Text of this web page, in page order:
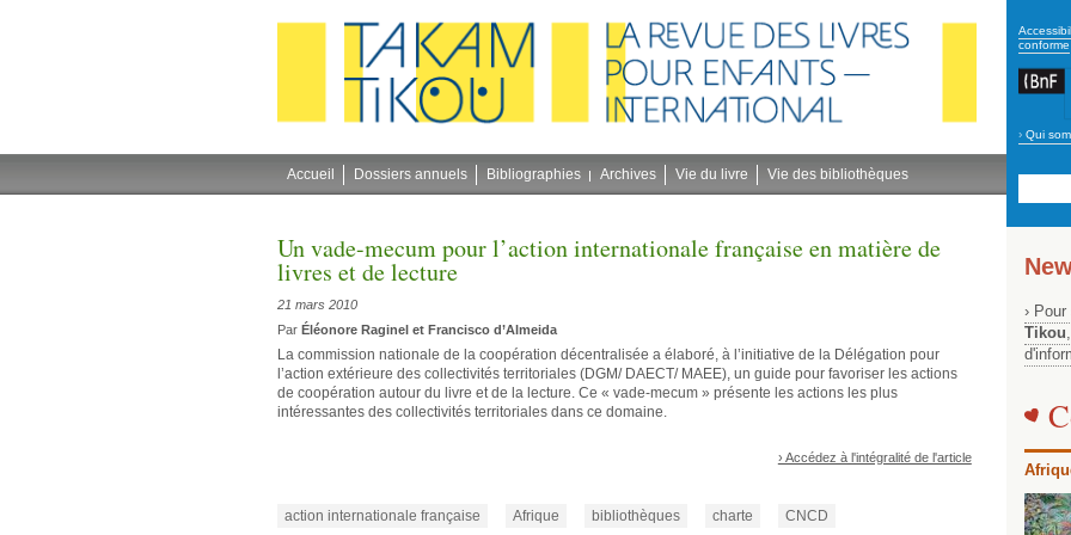
conforme
› Qui
Accueil Dossiers annuels Bibliographies Archives Vie du livre Vie des bibliothèques
Un vade-mecum pour l’action internationale française en matière de
livres et de lecture
21 mars 2010
Par Éléonore Raginel et Francisco d’Almeida
La commission nationale de la coopération décentralisée a élaboré, à l’initiative de la Délégation pour
l’action extérieure des collectivités territoriales (DGM/ DAECT/ MAEE), un guide pour favoriser les actions
de coopération autour du livre et de la lecture. Ce « vade-mecum » présente les actions les plus
intéressantes des collectivités territoriales dans ce domaine.
› Accédez à l'intégralité de l'article
action internationale française Afrique bibliothèques charte
CNCD
›
Tikou